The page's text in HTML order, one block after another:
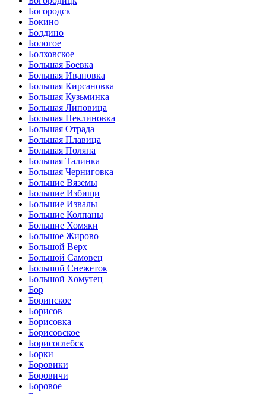
Богородск
Бокино
Болдино
Бологое
Болховское
Большая Боевка
Большая Ивановка
Большая Кирсановка
Большая Кузьминка
Большая Липовица
Большая Неклиновка
Большая Отрада
Большая Плавица
Большая Поляна
Большая Талинка
Большая Черниговка
Большие Вяземы
Большие Избищи
Большие Извалы
Большие Колпаны
Большие Хомяки
Большое Жирово
Большой Верх
Большой Самовец
Большой Снежеток
Большой Хомутец
Бор
Боринское
Борисов
Борисовка
Борисовское
Борисоглебск
Борки
Боровики
Боровичи
Боровое